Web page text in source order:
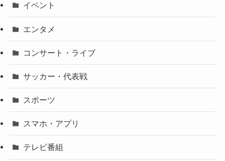
イベント
エンタメ
コンサート・ライブ
サッカー・代表戦
スポーツ
スマホ・アプリ
テレビ番組